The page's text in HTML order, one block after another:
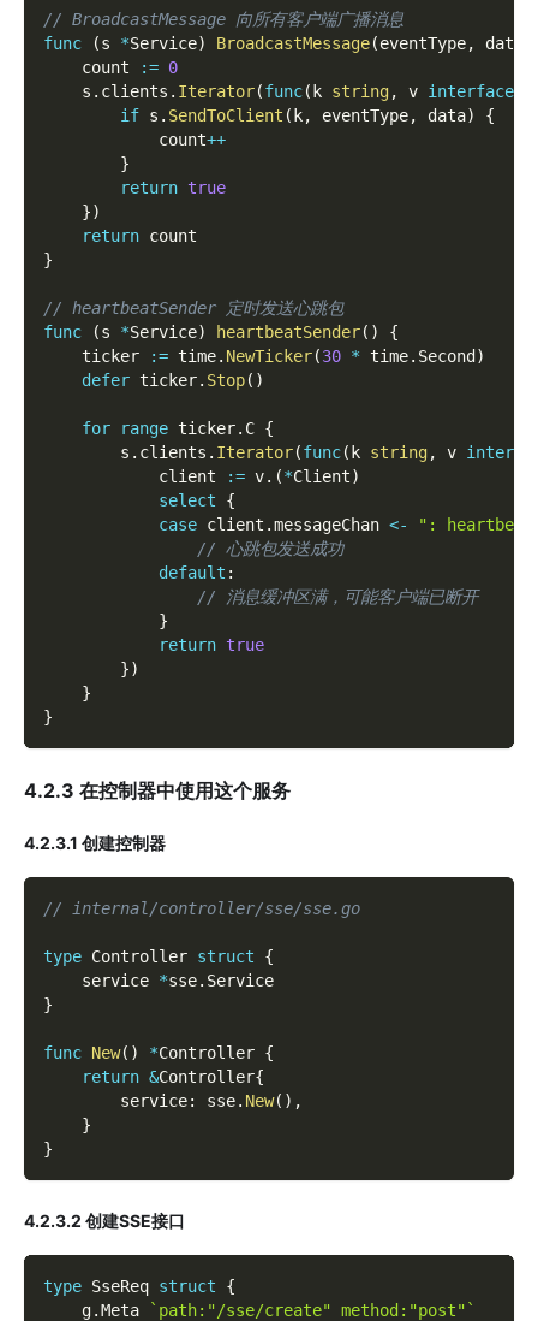
// BroadcastMessage 向所有客户端广播消息
func
(s *Service) BroadcastMessage(eventType, data
    count
:= 0
    s
. clients . Iterator(func( k string, v interface
if s . SendToClient ( k, eventType, data)
{
            count
++
}
return true
})
return count
}
// heartbeatSender 定时发送心跳包
func
(s *Service) heartbeatSender( )
{
    ticker
:= time. NewTicker(30 * time. Second )
defer ticker. Stop( )
for range ticker. C {
        s
. clients . Iterator(func( k string, v
            client
:= v. (*Client)
select
{
case client .messageChan <-
":
// 心跳包发送成功
default :
// 消息缓冲区满，可能客户端已断开
}
return true
})
}
}
4.2.3 在控制器中使用这个服务
4.2.3.1 创建控制器
// internal/controller/sse/sse.go
type Controller struct
{
    service
*sse. Service
}
func New( ) *Controller {
return &Controller{
        service
: sse. New( ) ,
}
}
4.2.3.2 创建SSE接口
type SseReq struct
{
    g
.Meta
`path:"/sse/create" method:"post"`